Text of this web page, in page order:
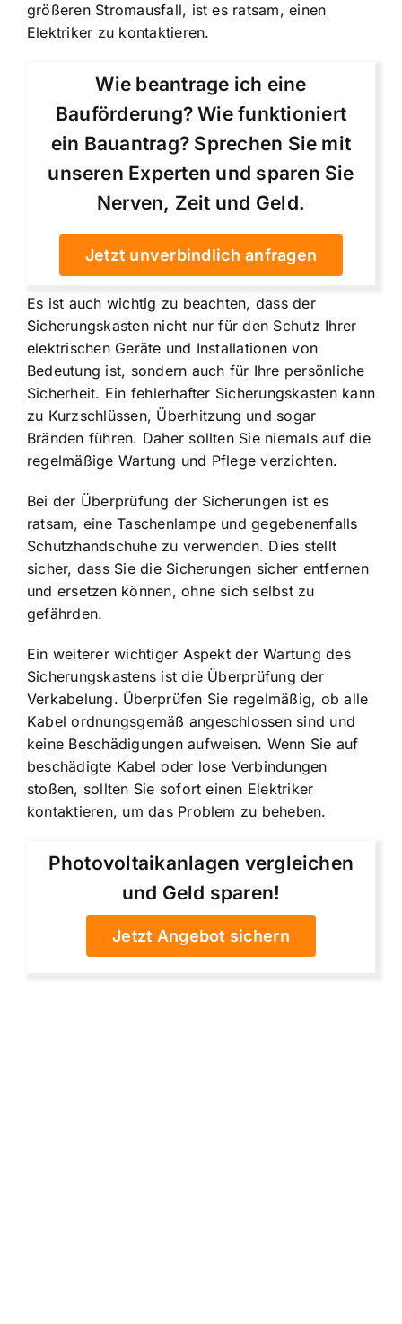
größeren Stromausfall, ist es ratsam, einen
Elektriker zu kontaktieren.
Wie beantrage ich eine
Bauförderung? Wie funktioniert
ein Bauantrag? Sprechen Sie mit
unseren Experten und sparen Sie
Nerven, Zeit und Geld.
Jetzt unverbindlich anfragen
Es ist auch wichtig zu beachten, dass der
Sicherungskasten nicht nur für den Schutz Ihrer
elektrischen Geräte und Installationen von
Bedeutung ist, sondern auch für Ihre persönliche
Sicherheit. Ein fehlerhafter Sicherungskasten kann
zu Kurzschlüssen, Überhitzung und sogar
Bränden führen. Daher sollten Sie niemals auf die
regelmäßige Wartung und Pflege verzichten.
Bei der Überprüfung der Sicherungen ist es
ratsam, eine Taschenlampe und gegebenenfalls
Schutzhandschuhe zu verwenden. Dies stellt
sicher, dass Sie die Sicherungen sicher entfernen
und ersetzen können, ohne sich selbst zu
gefährden.
Ein weiterer wichtiger Aspekt der Wartung des
Sicherungskastens ist die Überprüfung der
Verkabelung. Überprüfen Sie regelmäßig, ob alle
Kabel ordnungsgemäß angeschlossen sind und
keine Beschädigungen aufweisen. Wenn Sie auf
beschädigte Kabel oder lose Verbindungen
stoßen, sollten Sie sofort einen Elektriker
kontaktieren, um das Problem zu beheben.
Photovoltaikanlagen vergleichen
und Geld sparen!
Jetzt Angebot sichern